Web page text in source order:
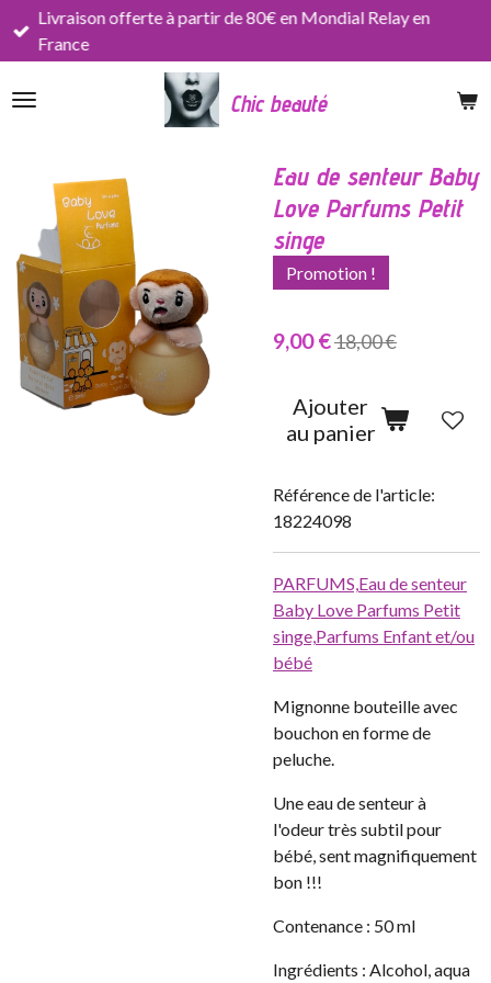
Passer
principal
Chic beauté
Livraison offerte à partir de 80€ en Mondial Relay en
France
Eau de senteur Baby
Love Parfums Petit
singe
Promotion !
9,00 €18,00 €
Ajouter
au panier
Référence de l'article:
18224098
PARFUMS,Eau de senteur
Baby Love Parfums Petit
singe,Parfums Enfant et/ou
bébé
Mignonne bouteille avec
bouchon en forme de
peluche.
Une eau de senteur à
l'odeur très subtil pour
bébé, sent magnifiquement
bon !!!
Contenance : 50 ml
Ingrédients : Alcohol, aqua